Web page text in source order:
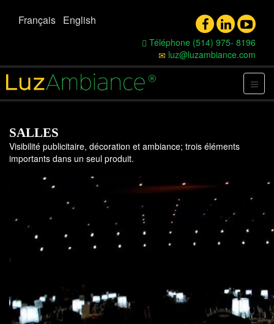
Français English
Téléphone (514) 975- 8196
luz@luzambiance.com
SALLES
Visibilité publicitaire, décoration et ambiance; trois éléments
importants dans un seul produit.